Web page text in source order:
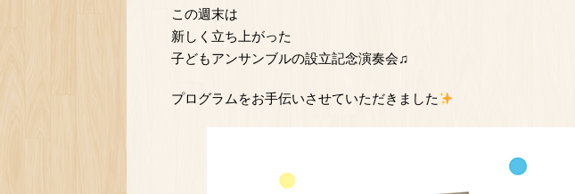
この週末は
新しく立ち上がった
子どもアンサンブルの設立記念演奏会♫
プログラムをお手伝いさせていただきました